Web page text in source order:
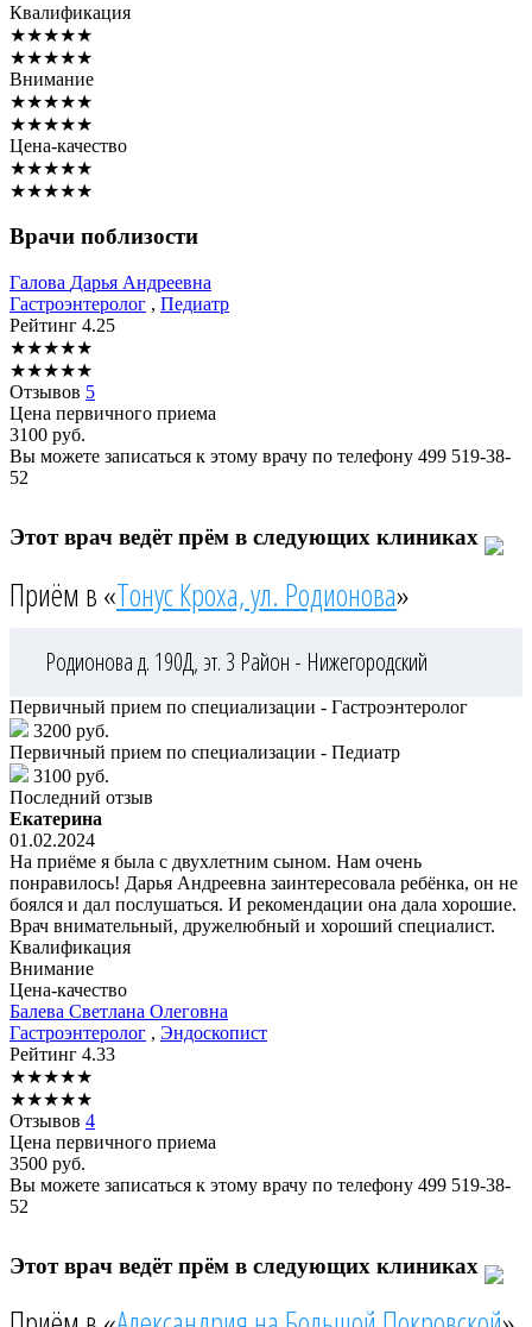
Квалификация
★★★★★
★★★★★
Внимание
★★★★★
★★★★★
Цена-качество
★★★★★
★★★★★
Врачи поблизости
Галова Дарья Андреевна
Гастроэнтеролог , Педиатр
Рейтинг 4.25
★★★★★
★★★★★
Отзывов 5
Цена первичного приема
3100 руб.
Вы можете записаться к этому врачу по телефону 499 519-38-
52
Этот врач ведёт прём в следующих клиниках
Приём в «Тонус Кроха, ул. Родионова»
Родионова д. 190Д, эт. 3 Район - Нижегородский
Первичный прием по специализации - Гастроэнтеролог
3200 руб.
Первичный прием по специализации - Педиатр
3100 руб.
Последний отзыв
Екатерина
01.02.2024
На приёме я была с двухлетним сыном. Нам очень
понравилось! Дарья Андреевна заинтересовала ребёнка, он не
боялся и дал послушаться. И рекомендации она дала хорошие.
Врач внимательный, дружелюбный и хороший специалист.
Квалификация
Внимание
Цена-качество
Балева Светлана Олеговна
Гастроэнтеролог , Эндоскопист
Рейтинг 4.33
★★★★★
★★★★★
Отзывов 4
Цена первичного приема
3500 руб.
Вы можете записаться к этому врачу по телефону 499 519-38-
52
Этот врач ведёт прём в следующих клиниках